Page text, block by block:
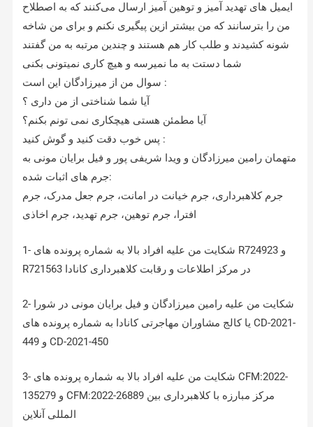
ایمیل های تهدید آمیز و توهین آمیز ارسال می‌کنند که به اصطلاح
من را بترسانند که من بیشتر ازین پیگیری نکنم و برای من شاخه
شونه کشیدند و طلب کار هم هستند و چندین مرتبه به من گفتند
شما دستت به ما نمیرسه و هیچ کاری نمیتونی بکنی
سوال من از میرزادگان این است :
آیا شما شناختی از من داری ؟
آیا مطمئن هستی هیچکاری نمی تونم بکنم؟
پس خوب دقت کنید و گوش کنید :
متهمان رامین میرزادگان و ویدا شریفی پور و فیل برایان مونی به
جرم های اثبات شده:
جرم کلاهبرداری، جرم خیانت در امانت، جرم جعل مدرک، جرم
افترا، جرم توهین، جرم تهدید، جرم اخاذی
1- شکایت من علیه افراد بالا به شماره پرونده های R724923 و
R721563 در مرکز اطلاعات و رقابت کلاهبرداری کانادا
2- شکایت من علیه رامین میرزادگان و فیل برایان مونی در شورا
یا کالج مشاوران مهاجرتی کانادا به شماره پرونده های CD-2021-
449 و CD-2021-450
3- شکایت من علیه افراد بالا به شماره پرونده های CFM:2022-
135279 و CFM:2022-26889 مرکز مبارزه با کلاهبرداری بین
المللی آنلاین